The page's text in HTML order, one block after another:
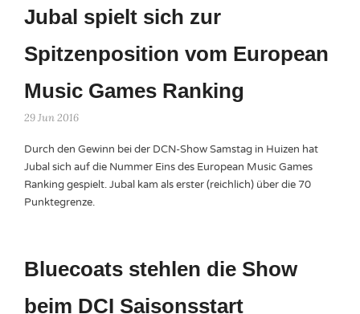
Jubal spielt sich zur
Spitzenposition vom European
Music Games Ranking
29 Jun 2016
Durch den Gewinn bei der DCN-Show Samstag in Huizen hat
Jubal sich auf die Nummer Eins des European Music Games
Ranking gespielt. Jubal kam als erster (reichlich) über die 70
Punktegrenze.
Bluecoats stehlen die Show
beim DCI Saisonsstart